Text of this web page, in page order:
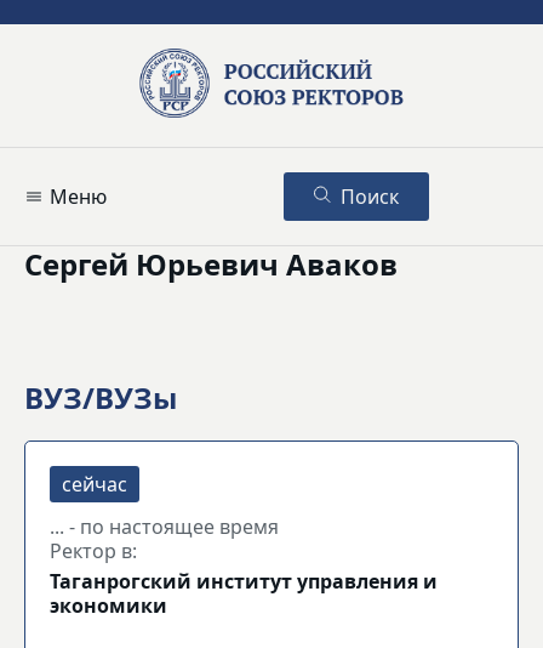
Меню Поиск
Сергей Юрьевич Аваков
ВУЗ/ВУЗы
... - по настоящее время
Ректор в:
Таганрогский институт управления и
экономики